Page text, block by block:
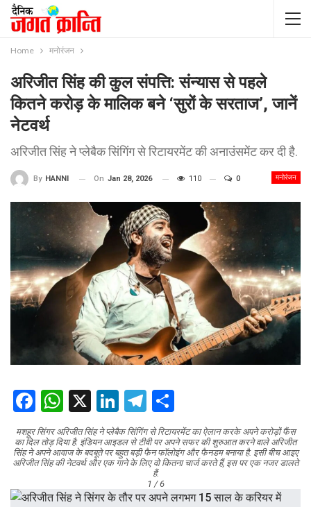
Home मनोरंजन
अरिजीत सिंह की कुल संपत्ति: संन्यास से पहले
कितने करोड़ के मालिक बने ‘सुरों के सरताज’, जानें
नेटवर्थ
अरिजीत सिंह ने प्लेबैक सिंगिंग से रिटायरमेंट की अनाउंसमेंट कर दी है.
मनोरंजन
By HANNI On Jan 28, 2026 110 0
Facebook
WhatsApp
X LinkedIn
Telegram
मशहूर सिंगर अरिजीत सिंह ने प्लेबैक सिंगिंग से रिटायरमेंट का ऐलान करके अपने करोड़ों फैंस
का दिल तोड़ दिया है. इंडियन आइडल से टीवी पर अपने सफर की शुरुआत करने वाले अरिजीत
सिंह ने अपने आवाज के बदबूते पर बहुत बड़ी फैन फॉलोइंग और फैनडम बनाया है. इसी बीच आइए
अरिजीत सिंह की नेटवर्थ और एक गाने के लिए वो कितना चार्ज करते हैं, इस पर एक नजर डालते
हैं.
1 / 6